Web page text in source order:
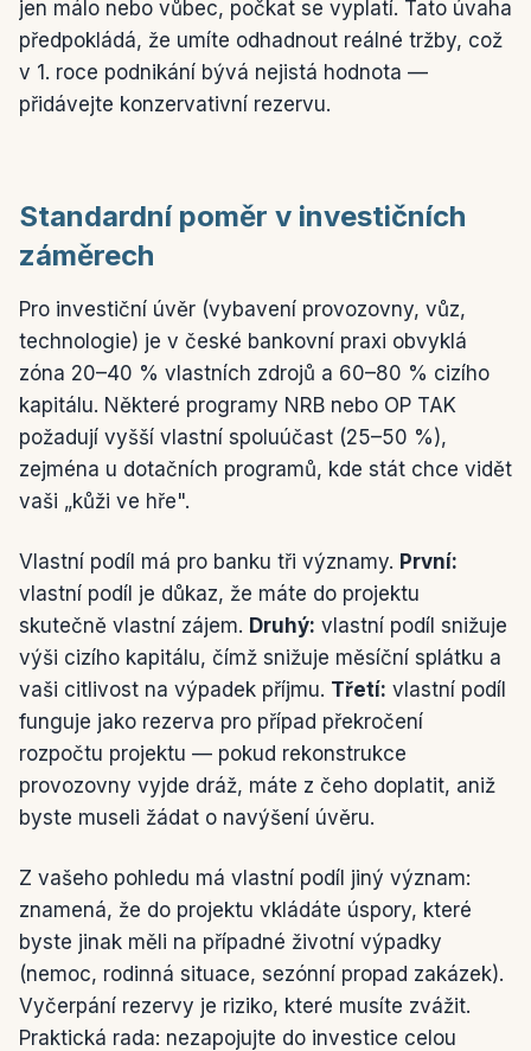
jen málo nebo vůbec, počkat se vyplatí. Tato úvaha
předpokládá, že umíte odhadnout reálné tržby, což
v 1. roce podnikání bývá nejistá hodnota —
přidávejte konzervativní rezervu.
Standardní poměr v investičních
záměrech
Pro investiční úvěr (vybavení provozovny, vůz,
technologie) je v české bankovní praxi obvyklá
zóna 20–40 % vlastních zdrojů a 60–80 % cizího
kapitálu. Některé programy NRB nebo OP TAK
požadují vyšší vlastní spoluúčast (25–50 %),
zejména u dotačních programů, kde stát chce vidět
vaši „kůži ve hře".
Vlastní podíl má pro banku tři významy. První:
vlastní podíl je důkaz, že máte do projektu
skutečně vlastní zájem. Druhý: vlastní podíl snižuje
výši cizího kapitálu, čímž snižuje měsíční splátku a
vaši citlivost na výpadek příjmu. Třetí: vlastní podíl
funguje jako rezerva pro případ překročení
rozpočtu projektu — pokud rekonstrukce
provozovny vyjde dráž, máte z čeho doplatit, aniž
byste museli žádat o navýšení úvěru.
Z vašeho pohledu má vlastní podíl jiný význam:
znamená, že do projektu vkládáte úspory, které
byste jinak měli na případné životní výpadky
(nemoc, rodinná situace, sezónní propad zakázek).
Vyčerpání rezervy je riziko, které musíte zvážit.
Praktická rada: nezapojujte do investice celou